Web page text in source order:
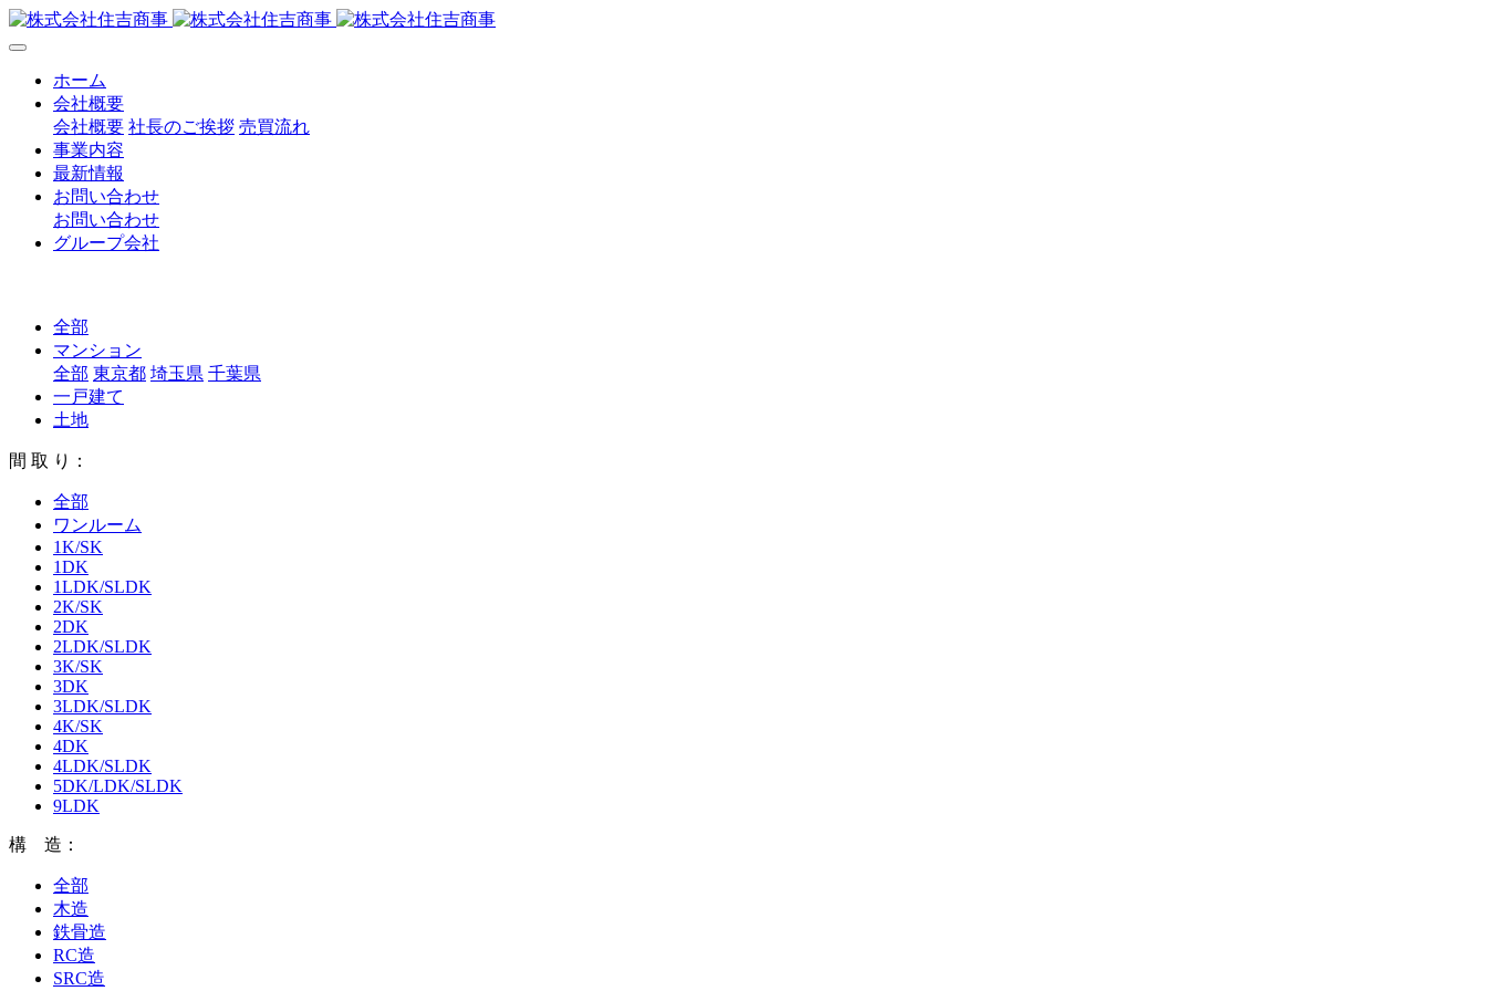
ホーム
会社概要
会社概要 社長のご挨拶 売買流れ
事業内容
最新情報
お問い合わせ
お問い合わせ
グループ会社
全部
マンション
全部 東京都 埼玉県 千葉県
一戸建て
土地
間 取 り：
全部
ワンルーム
1K/SK
1DK
1LDK/SLDK
2K/SK
2DK
2LDK/SLDK
3K/SK
3DK
3LDK/SLDK
4K/SK
4DK
4LDK/SLDK
5DK/LDK/SLDK
9LDK
構 造：
全部
木造
鉄骨造
RC造
SRC造